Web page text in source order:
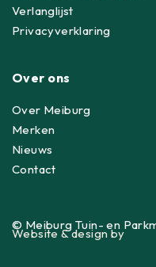
Verlanglijst
Privacyverklaring
Over ons
Over Meiburg
Merken
Nieuws
Contact
© Meiburg Tuin- en